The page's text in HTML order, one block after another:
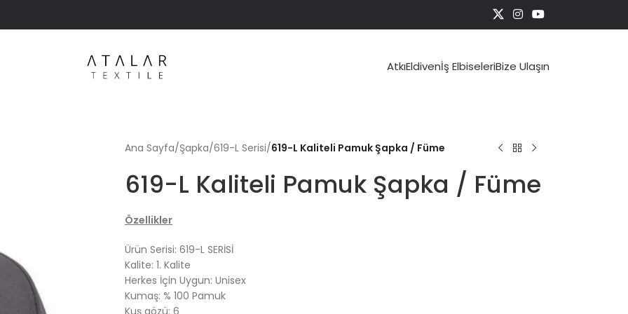
AtkıEldivenİş ElbiseleriBize Ulaşın
Ana Sayfa/Şapka/619-L Serisi/619-L Kaliteli Pamuk Şapka / Füme
619-L Kaliteli Pamuk Şapka / Füme
Özellikler
Ürün Serisi: 619-L SERİSİ
Kalite: 1. Kalite
Herkes İçin Uygun: Unisex
Kumaş: % 100 Pamuk
Kuş gözü: 6